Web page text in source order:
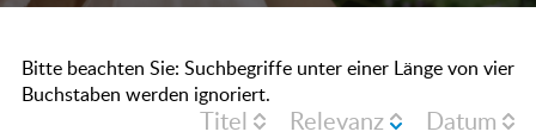
Bitte beachten Sie: Suchbegriffe unter einer Länge von vier
Buchstaben werden ignoriert.
Titel Relevanz Datum